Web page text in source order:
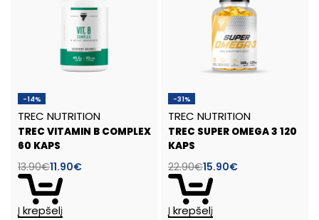
-14%
TREC NUTRITION
TREC VITAMIN B COMPLEX
60 KAPS
13.90€11.90€
Į krepšelį
-31%
TREC NUTRITION
TREC SUPER OMEGA 3 120
KAPS
22.90€15.90€
Į krepšelį